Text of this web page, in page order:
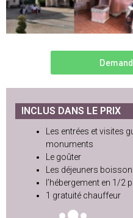
INCLUS DANS LE PRIX
Les entrées et visites
monuments
Le goûter
Les déjeuners
l’hébergement en 1/2
1 gratuité chauffeur